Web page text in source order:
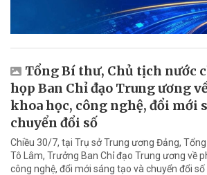
Tổng Bí thư, Chủ tịch nước
họp Ban Chỉ đạo Trung ương
khoa học, công nghệ, đổi mới
chuyển đổi số
Chiều 30/7, tại Trụ sở Trung ương Đảng,
Tô Lâm, Trưởng Ban Chỉ đạo Trung ương về
công nghệ, đổi mới sáng tạo và chuyển đổi